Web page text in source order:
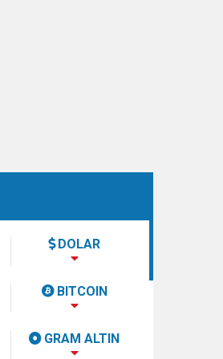
DOLAR
BITCOIN
GRAM ALTIN